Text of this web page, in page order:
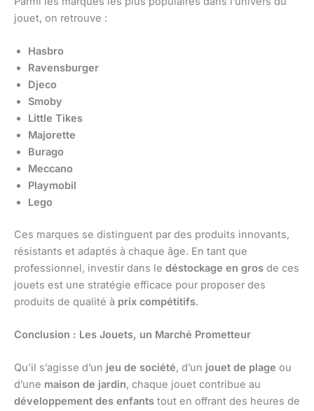
jouet, on retrouve :
Hasbro
Ravensburger
Djeco
Smoby
Little Tikes
Majorette
Burago
Meccano
Playmobil
Lego
Ces marques se distinguent par des produits innovants,
résistants et adaptés à chaque âge. En tant que
professionnel, investir dans le déstockage en gros de ces
jouets est une stratégie efficace pour proposer des
produits de qualité à prix compétitifs.
Conclusion : Les Jouets, un Marché Prometteur
Qu’il s’agisse d’un jeu de société, d’un jouet de plage ou
d’une maison de jardin, chaque jouet contribue au
développement des enfants tout en offrant des heures de